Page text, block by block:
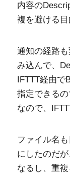
内容の
複を避ける目
通知の経路
み込んで、
IFTTT経由で
指定できるの
なので、
ファイル名
にしたのだ
なるし、重